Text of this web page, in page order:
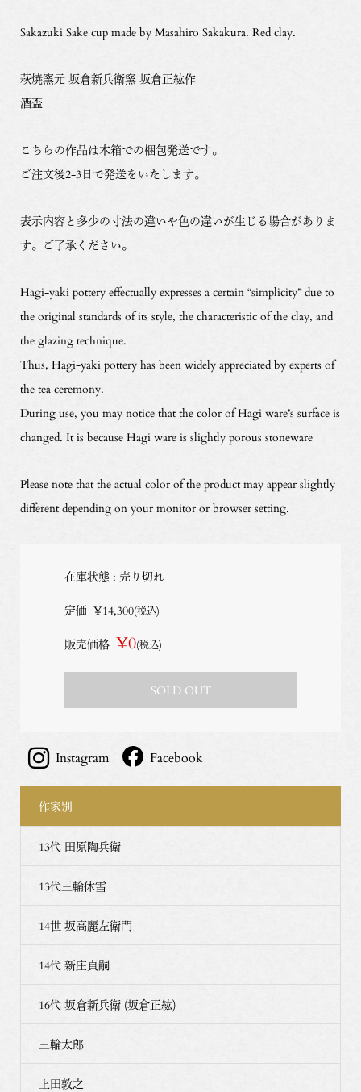
Sakazuki Sake cup made by Masahiro Sakakura. Red clay.
萩焼窯元 坂倉新兵衛窯 坂倉正紘作
酒盃
こちらの作品は木箱での梱包発送です。
ご注文後2-3日で発送をいたします。
表示内容と多少の寸法の違いや色の違いが生じる場合がありま
す。ご了承ください。
Hagi-yaki pottery effectually expresses a certain “simplicity” due to
the original standards of its style, the characteristic of the clay, and
the glazing technique.
Thus, Hagi-yaki pottery has been widely appreciated by experts of
the tea ceremony.
During use, you may notice that the color of Hagi ware’s surface is
changed. It is because Hagi ware is slightly porous stoneware
Please note that the actual color of the product may appear slightly
different depending on your monitor or browser setting.
在庫状態 : 売り切れ
定価 ¥14,300(税込)
販売価格 ¥0(税込)
SOLD OUT
Instagram Facebook
作家別
13代 田原陶兵衛
13代三輪休雪
14世 坂高麗左衛門
14代 新庄貞嗣
16代 坂倉新兵衛 (坂倉正紘)
三輪太郎
上田敦之